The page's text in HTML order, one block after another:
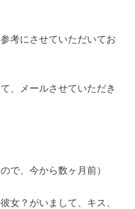
考にさせていただいてお
、メールさせていただき
で、今から数ヶ月前）
女？がいまして、キス、